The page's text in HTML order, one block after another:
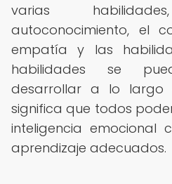
varias
autoconocimiento, el
empatía y las
habilidades se
desarrollar a lo
significa que todos
inteligencia
aprendizaje adecuados.